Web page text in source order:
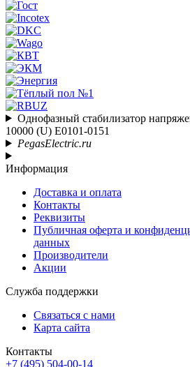
Однофазный стабилизатор
10000 (U) Е0101-0151
PegasElectric.ru
Информация
Доставка и оплата
Контакты
Реквизиты
Публичная оферта и
данных
Производители
Акции
Служба поддержки
Связаться с нами
Карта сайта
Контакты
+7 (495) 504-00-14